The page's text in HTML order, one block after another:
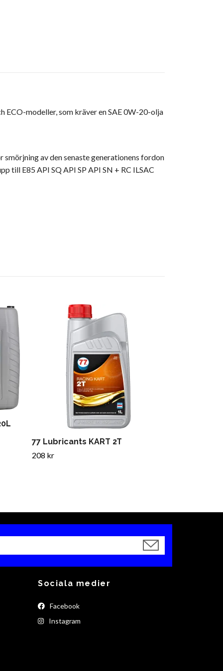
ECO-modeller, som kräver en SAE 0W-20-olja
av den senaste generationens fordon
till E85 API SQ API SP API SN + RC ILSAC
77 Lubricants KART 2T
208 kr
Sociala medier
Facebook
Instagram